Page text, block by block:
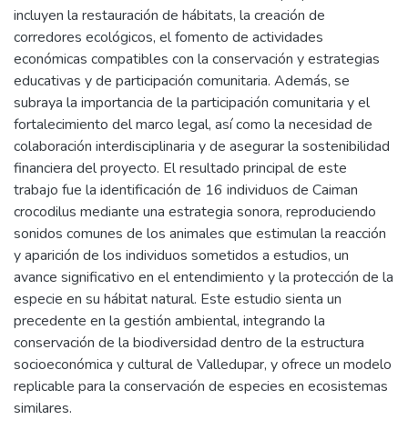
incluyen la restauración de hábitats, la creación de
corredores ecológicos, el fomento de actividades
económicas compatibles con la conservación y estrategias
educativas y de participación comunitaria. Además, se
subraya la importancia de la participación comunitaria y el
fortalecimiento del marco legal, así como la necesidad de
colaboración interdisciplinaria y de asegurar la sostenibilidad
financiera del proyecto. El resultado principal de este
trabajo fue la identificación de 16 individuos de Caiman
crocodilus mediante una estrategia sonora, reproduciendo
sonidos comunes de los animales que estimulan la reacción
y aparición de los individuos sometidos a estudios, un
avance significativo en el entendimiento y la protección de la
especie en su hábitat natural. Este estudio sienta un
precedente en la gestión ambiental, integrando la
conservación de la biodiversidad dentro de la estructura
socioeconómica y cultural de Valledupar, y ofrece un modelo
replicable para la conservación de especies en ecosistemas
similares.